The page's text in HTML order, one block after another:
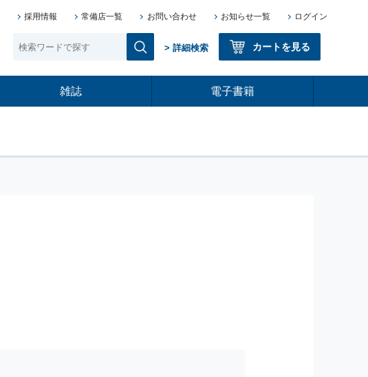
採用情報 常備店一覧 お問い合わせ お知らせ一覧 ログイン
> 詳細検索 カートを見る
雑誌 電子書籍